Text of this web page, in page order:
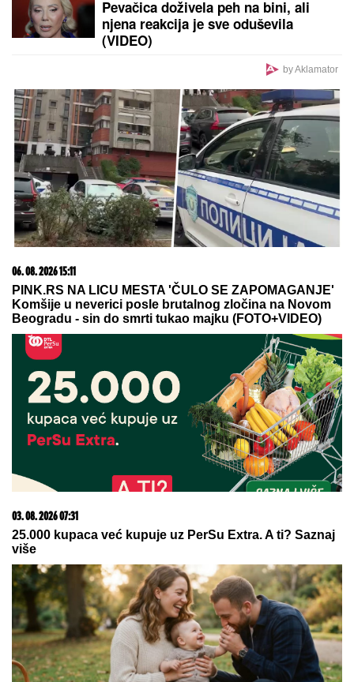
Isti roditelji, potpuno RAZLIČITA DECA: Čuveni
psiholog otkrio kako nas redosled rođenja menja i
zašto jedno dete uvek IZVUČE DEBLJI KRAJ
IMALA JE 47 SINOVA I SAMO JEDNU
ĆERKU: Evo zbog čega je Esma
Redžepova usvajala samo dečake,
pred smrt donela neočekivanu
odluku
BRENA PALA NA NASTUPU:
Pevačica doživela peh na bini, ali
njena reakcija je sve oduševila
(VIDEO)
06. 08. 2026 15:11
PINK.RS NA LICU MESTA 'ČULO SE ZAPOMAGANJE'
Komšije u neverici posle brutalnog zločina na Novom
Beogradu - sin do smrti tukao majku (FOTO+VIDEO)